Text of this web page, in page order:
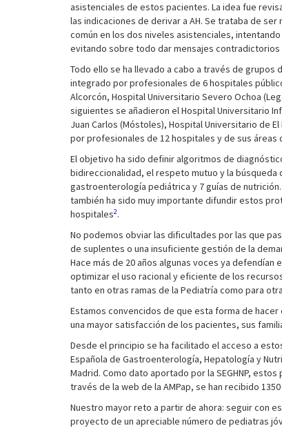
asistenciales de estos pacientes. La idea fue
las indicaciones de derivar a AH. Se trataba de
común en los dos niveles asistenciales,
evitando sobre todo dar mensajes
Todo ello se ha llevado a cabo a través de
integrado por profesionales de 6 hospitales
Alcorcón, Hospital Universitario Severo Ochoa
siguientes se añadieron el Hospital Universitario
Juan Carlos (Móstoles), Hospital Universitario de
por profesionales de 12 hospitales y de sus áreas
El objetivo ha sido definir algoritmos de
bidireccionalidad, el respeto mutuo y la
gastroenterología pediátrica y 7 guías de
también ha sido muy importante difundir estos
hospitales2.
No podemos obviar las dificultades por las que
de suplentes o una insuficiente gestión de la
Hace más de 20 años algunas voces ya
optimizar el uso racional y eficiente de los
tanto en otras ramas de la Pediatría como para
Estamos convencidos de que esta forma de
una mayor satisfacción de los pacientes, sus
Desde el principio se ha facilitado el acceso a
Española de Gastroenterología, Hepatología y
Madrid. Como dato aportado por la SEGHNP,
través de la web de la AMPap, se han recibido
Nuestro mayor reto a partir de ahora: seguir con
proyecto de un apreciable número de pediatras